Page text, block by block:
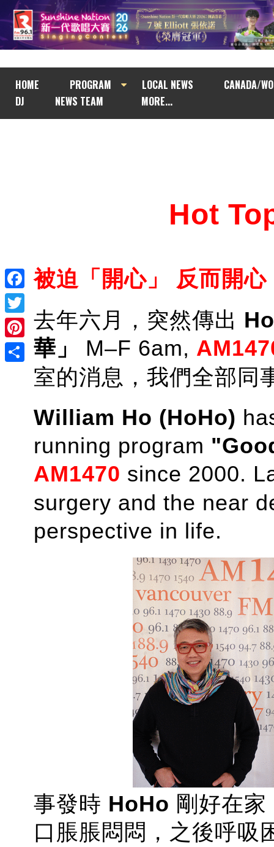
HOME PROGRAM LOCAL NEWS
CANADA/
DJ
NEWS TEAM MORE...
Facebook
Twitter
Pinterest
Hot
被迫「開心」 反而開心
去年六月，突然傳出
華」 M–F 6am,
室的消息，我們全部同
William Ho (HoHo)
running program
AM1470 since 2000.
surgery and the near
perspective in life.
事發時 HoHo 剛好在
口脹脹悶悶，之後呼吸